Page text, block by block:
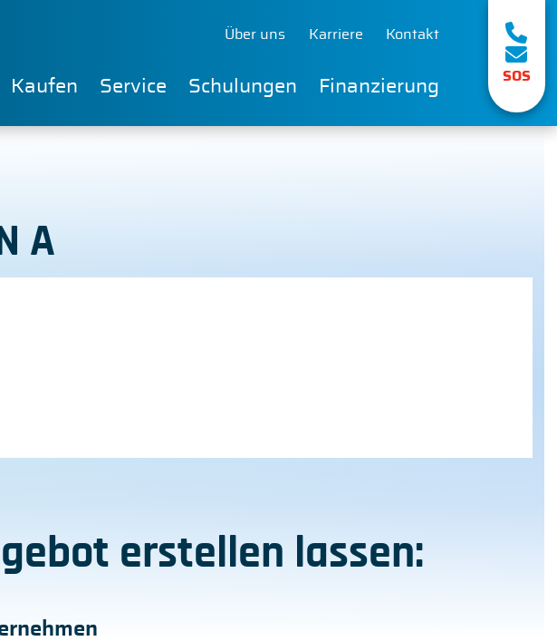
Über uns Karriere Kontakt
Kaufen Service Schulungen Finanzierung
SOS
A
erstellen lassen: